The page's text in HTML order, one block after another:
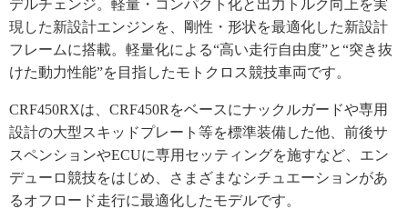
デルチェンジ。軽量・コンパクト化と出力トルク向上を実
現した新設計エンジンを、剛性・形状を最適化した新設計
フレームに搭載。軽量化による“高い走行自由度”と“突き抜
けた動力性能”を目指したモトクロス競技車両です。
CRF450RXは、CRF450Rをベースにナックルガードや専用
設計の大型スキッドプレート等を標準装備した他、前後サ
スペンションやECUに専用セッティングを施すなど、エン
デューロ競技をはじめ、さまざまなシチュエーションがあ
るオフロード走行に最適化したモデルです。